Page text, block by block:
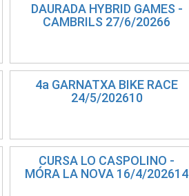
DAURADA HYBRID GAMES -
CAMBRILS 27/6/20266
4a GARNATXA BIKE RACE
24/5/202610
CURSA LO CASPOLINO -
MÓRA LA NOVA 16/4/202614